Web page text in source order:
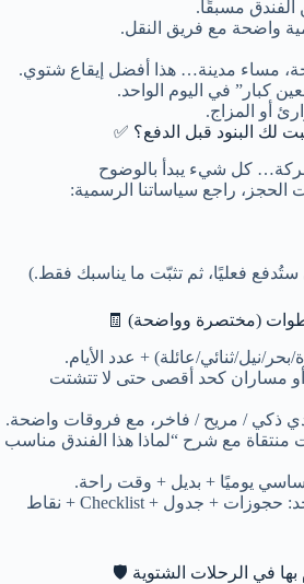
الفندق مسبقًا.
واضحة مع فريق النقل.
مساء مدينة… هذا أفضل إيقاع شتوي.
كبار” في اليوم الواحد.
أو المزاج.
كل شيء يبدأ بالوضوح
الحجز، راجع سياساتنا الرسمية:
فعليًا، ثم تثبّت ما يناسبك فقط.)
نيل/ثنائي/عائلة) + عدد الأيام.
مساران كحد أقصى حتى لا تتشتت
ذكي / مريح / فاخر، مع فروقات واضحة.
منتقاة مع شرح “لماذا هذا الفندق مناسب
يوميًا + بديل + وقت راحة.
ملف واحد: حجوزات + جدول + Checklist + نقاط